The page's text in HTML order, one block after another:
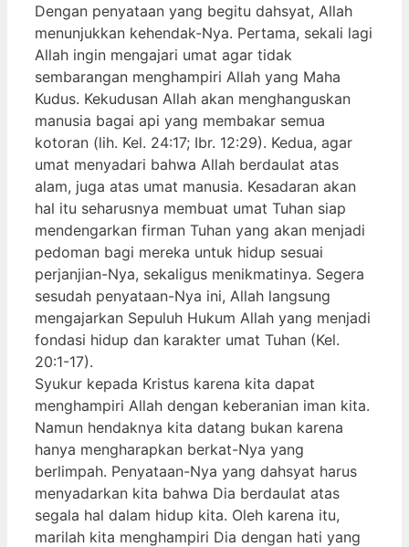
Dengan penyataan yang begitu dahsyat, Allah
menunjukkan kehendak-Nya. Pertama, sekali lagi
Allah ingin mengajari umat agar tidak
sembarangan menghampiri Allah yang Maha
Kudus. Kekudusan Allah akan menghanguskan
manusia bagai api yang membakar semua
kotoran (lih. Kel. 24:17; Ibr. 12:29). Kedua, agar
umat menyadari bahwa Allah berdaulat atas
alam, juga atas umat manusia. Kesadaran akan
hal itu seharusnya membuat umat Tuhan siap
mendengarkan firman Tuhan yang akan menjadi
pedoman bagi mereka untuk hidup sesuai
perjanjian-Nya, sekaligus menikmatinya. Segera
sesudah penyataan-Nya ini, Allah langsung
mengajarkan Sepuluh Hukum Allah yang menjadi
fondasi hidup dan karakter umat Tuhan (Kel.
20:1-17).
Syukur kepada Kristus karena kita dapat
menghampiri Allah dengan keberanian iman kita.
Namun hendaknya kita datang bukan karena
hanya mengharapkan berkat-Nya yang
berlimpah. Penyataan-Nya yang dahsyat harus
menyadarkan kita bahwa Dia berdaulat atas
segala hal dalam hidup kita. Oleh karena itu,
marilah kita menghampiri Dia dengan hati yang